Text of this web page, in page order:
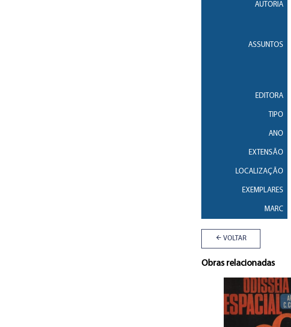
AUTORIA
ASSUNTOS
EDITORA
TIPO
ANO
EXTENSÃO
LOCALIZAÇÃO
EXEMPLARES
MARC
VOLTAR
Obras relacionadas